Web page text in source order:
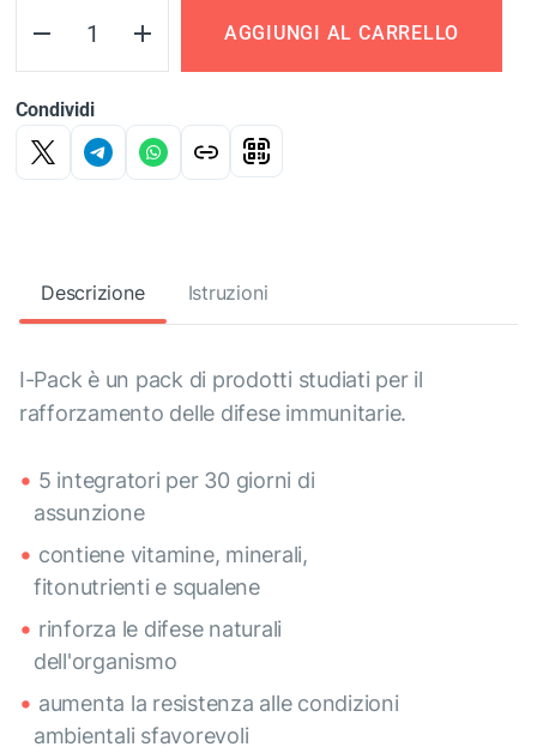
AGGIUNGI AL CARRELLO
Condividi
Descrizione Istruzioni
I-Pack è un pack di prodotti studiati per il
rafforzamento delle difese immunitarie.
5 integratori per 30 giorni di
assunzione
contiene vitamine, minerali,
fitonutrienti e squalene
rinforza le difese naturali
dell'organismo
aumenta la resistenza alle condizioni
ambientali sfavorevoli